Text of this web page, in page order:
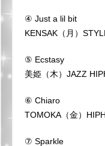
④ Just a lil bit
KENSAK（月）
⑤ Ecstasy
美姫（木）JAZZ
⑥ Chiaro
TOMOKA（金）
⑦ Sparkle